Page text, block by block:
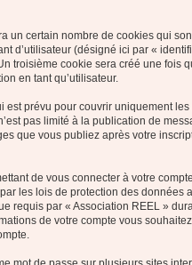
un certain nombre de cookies qui
d’utilisateur (désigné ici par «
troisième cookie sera créé une fois
en tant qu’utilisateur.
prévu pour couvrir uniquement
pas limité à la publication de
que vous publiez après votre
de vous connecter à votre
les lois de protection des données
requis par « Association REEL »
de votre compte vous